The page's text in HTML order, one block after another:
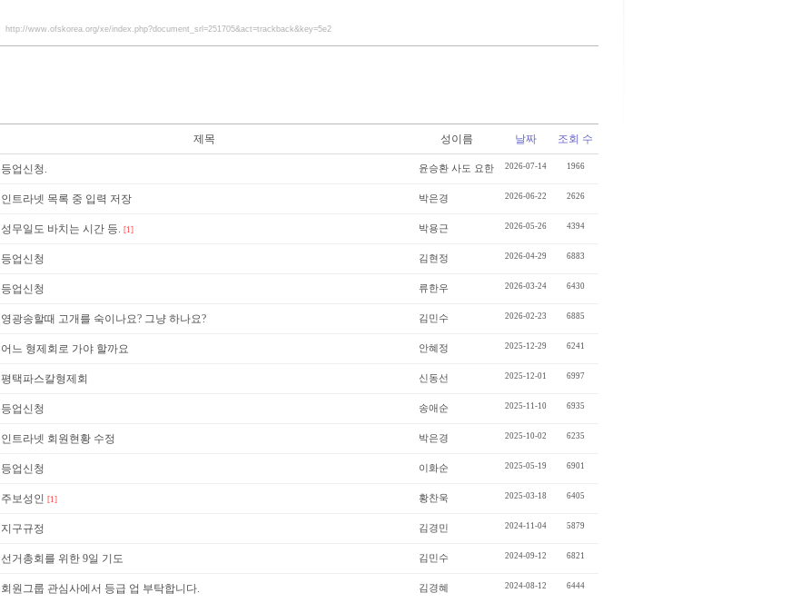
http://www.ofskorea.org/xe/index.php?document_srl=251705&act=trackback&key=5e2
제목 성이름 날짜 조회 수
등업신청. 윤승환 사도 요한 2026-07-14 1966
인트라넷 목록 중 입력 저장 박은경 2026-06-22 2626
성무일도 바치는 시간 등. [1] 박용근 2026-05-26 4394
등업신청 김현정 2026-04-29 6883
등업신청 류한우 2026-03-24 6430
영광송할때 고개를 숙이나요? 그냥 하나요? 김민수 2026-02-23 6885
어느 형제회로 가야 할까요 안혜정 2025-12-29 6241
평택파스칼형제회 신동선 2025-12-01 6997
등업신청 송애순 2025-11-10 6935
인트라넷 회원현황 수정 박은경 2025-10-02 6235
등업신청 이화순 2025-05-19 6901
주보성인 [1] 황찬욱 2025-03-18 6405
지구규정 김경민 2024-11-04 5879
선거총회를 위한 9일 기도 김민수 2024-09-12 6821
회원그룹 관심사에서 등급 업 부탁합니다. 김경혜 2024-08-12 6444